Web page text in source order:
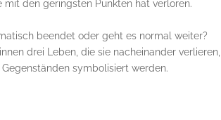
den geringsten Punkten hat verloren.
beendet oder geht es normal weiter?
drei Leben, die sie nacheinander verlieren,
symbolisiert werden.